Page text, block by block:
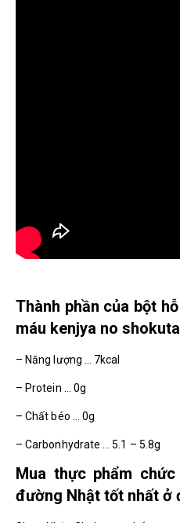
Thành phần của bột
máu kenjya no
– Năng lượng … 7kcal
– Protein … 0g
– Chất béo … 0g
– Carbonhydrate … 5.1 – 5.8g
Mua thực phẩm
đường Nhật tốt nhất ở